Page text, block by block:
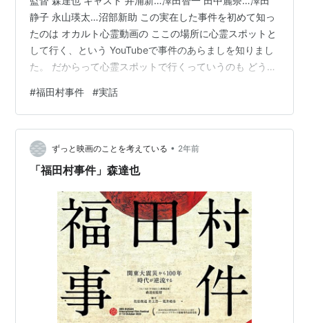
静子 永山瑛太…沼部新助 この実在した事件を初めて知っ
たのは オカルト心霊動画の ここの場所に心霊スポットと
して行く、という YouTubeで事件のあらましを知りまし
た。 だからって心霊スポットで行くっていうのも どうか
建てられ、 遺族の方々にも謝罪はもちろんあったでしょ
う。 で、映画としてどこまでが事実かわからないですが
率直に感想言いますと 私が被害者なら、そりゃ祟っちま
うわよ！です。 こんな無残に殺されるなんてあんまりで
す。 交通事故とはわけが違う。 こうなる背景には 関東
#福田村事件 #実話
ずっと映画のことを考えている • 2年前
「福田村事件」森達也